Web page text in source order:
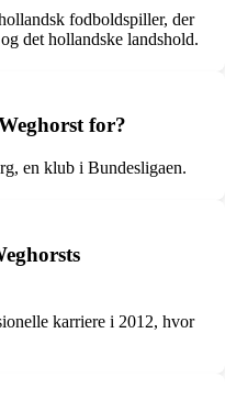
fodboldspiller, der
det hollandske landshold.
for?
en klub i Bundesligaen.
karriere i 2012, hvor